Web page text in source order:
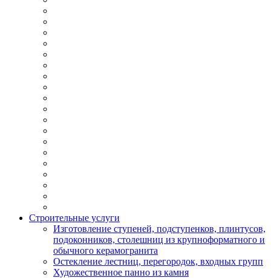
Строительные услуги
Изготовление ступеней, подступенков, плинтусов,
подоконников, столешниц из крупноформатного и
обычного керамогранита
Остекление лестниц, перегородок, входных групп
Художественное панно из камня